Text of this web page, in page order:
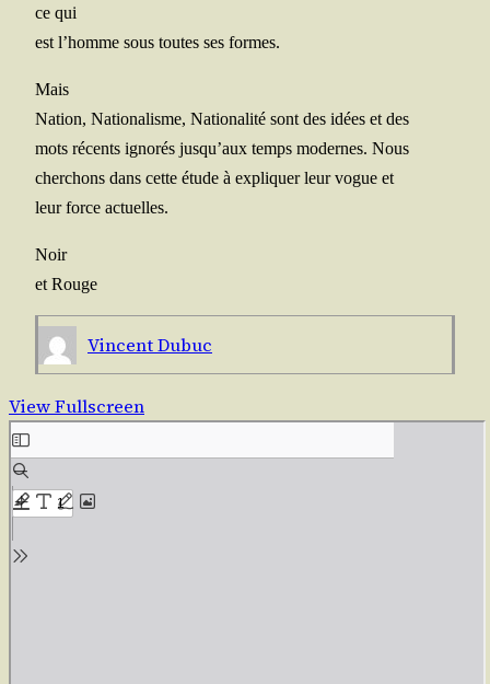
ce qui
est l’homme sous toutes ses formes.
Mais
Nation, Natio­na­lisme, Natio­na­li­té sont des idées et des
mots récents igno­rés jus­qu’aux temps modernes. Nous
cher­chons dans cette étude à expli­quer leur vogue et
leur force actuelles.
Noir
et Rouge
Vincent Dubuc
View Fullscreen